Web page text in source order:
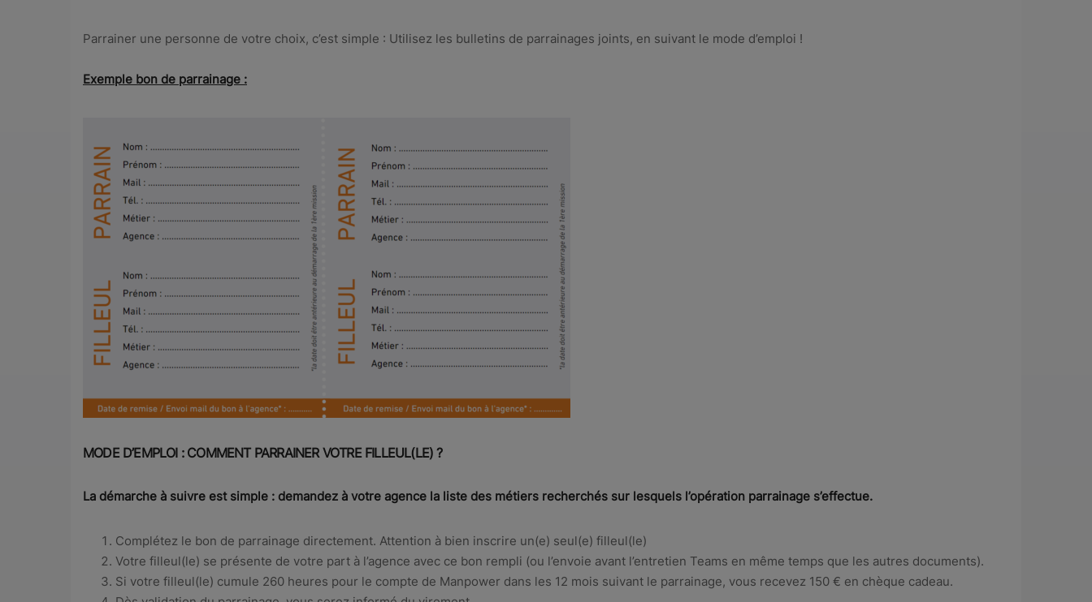
Parrainer une personne de votre choix, c’est simple : Utilisez les bulletins de parrainages joints, en suivant le mode d’emploi !
Exemple bon de parrainage :
MODE D’EMPLOI : COMMENT PARRAINER VOTRE FILLEUL(LE) ?
La démarche à suivre est simple : demandez à votre agence la liste des métiers recherchés sur lesquels l’opération parrainage s’effectue.
Complétez le bon de parrainage directement. Attention à bien inscrire un(e) seul(e) filleul(le)
Votre filleul(le) se présente de votre part à l’agence avec ce bon rempli (ou l’envoie avant l’entretien Teams en même temps que les autres documents).
Si votre filleul(le) cumule 260 heures pour le compte de Manpower dans les 12 mois suivant le parrainage, vous recevez 150 € en chèque cadeau.